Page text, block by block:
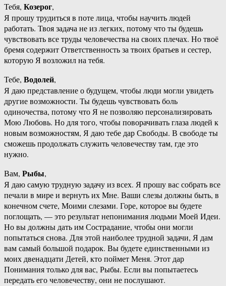
Тебя, Козерог,
Я прошу трудиться в поте лица, чтобы научить людей
работать. Твоя задача не из легких, потому что ты будешь
чувствовать все труды человечества на своих плечах. Но твоё
бремя содержит Ответственность за твоих братьев и сестер,
которую Я возложил на тебя.
Тебе, Водолей,
Я даю представление о будущем, чтобы люди могли увидеть
другие возможности. Ты будешь чувствовать боль
одиночества, потому что Я не позволяю персонализировать
Мою Любовь. Но для того, чтобы поворачивать глаза людей к
новым возможностям, Я даю тебе дар Свободы. В свободе ты
сможешь продолжать служить человечеству там, где это
нужно.
Вам, Рыбы,
Я даю самую трудную задачу из всех. Я прошу вас собрать все
печали в мире и вернуть их Мне. Ваши слезы должны быть, в
конечном счете, Моими слезами. Горе, которое вы будете
поглощать, — это результат непонимания людьми Моей Идеи.
Но вы должны дать им Сострадание, чтобы они могли
попытаться снова. Для этой наиболее трудной задачи, Я дам
вам самый большой подарок. Вы будете единственными из
моих двенадцати Детей, кто поймет Меня. Этот дар
Понимания только для вас, Рыбы. Если вы попытаетесь
передать его человечеству, они не послушают.